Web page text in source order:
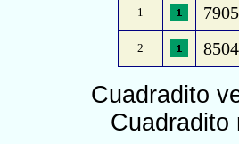
1
2
Cuadradito
Cuadradito